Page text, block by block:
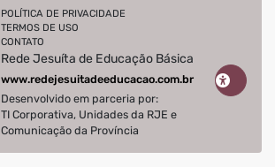
POLÍTICA DE PRIVACIDADE
TERMOS DE USO
CONTATO
Rede Jesuíta de Educação Básica
www.redejesuitadeeducacao.com.br
Desenvolvido em parceria por:
TI Corporativa, Unidades da RJE e
Comunicação da Província